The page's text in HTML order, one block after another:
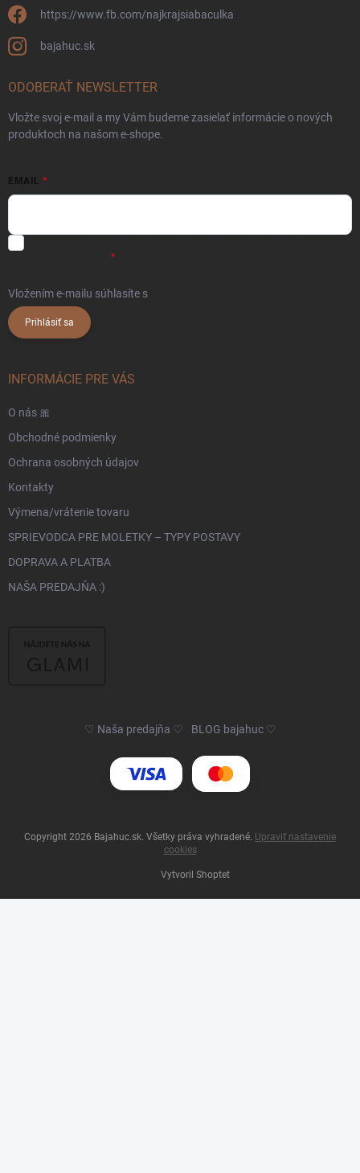
https://www.fb.com/najkrajsiabaculka
bajahuc.sk
ODOBERAŤ NEWSLETTER
Vložte svoj e-mail a my Vám budeme zasielať informácie o nových
produktoch na našom e-shope.
EMAIL
Vložením e-mailu súhlasíte s
Prihlásiť sa
INFORMÁCIE PRE VÁS
O nás 🎀
Obchodné podmienky
Ochrana osobných údajov
Kontakty
Výmena/vrátenie tovaru
SPRIEVODCA PRE MOLETKY – TYPY POSTAVY
DOPRAVA A PLATBA
NAŠA PREDAJŇA :)
♡ Naša predajňa ♡ BLOG bajahuc ♡
Vytvoril Shoptet
Copyright 2026 Bajahuc.sk. Všetky práva vyhradené. Upraviť nastavenie
cookies